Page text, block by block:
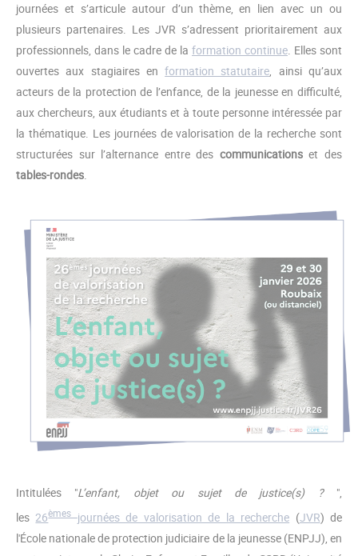
journées et s’articule autour d’un thème, en lien avec un ou
plusieurs partenaires. Les JVR s’adressent prioritairement aux
professionnels, dans le cadre de la formation continue. Elles sont
ouvertes aux stagiaires enformation statutaire, ainsi qu’aux
acteurs de la protection de l’enfance, de la jeunesse en difficulté,
aux chercheurs, aux étudiants et à toute personne intéressée par
la thématique. Les journées de valorisation de la recherche sont
structurées sur l’alternance entre des communicationset des
tables-rondes.
Intitulées "L’enfant, objet ou sujet de justice(s) ?",
les 26èmes journées de valorisation de la recherche (JVR) de
l'École nationale de protection judiciaire de la jeunesse (ENPJJ), en